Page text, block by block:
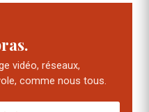
vidéo, réseaux,
comme nous tous.